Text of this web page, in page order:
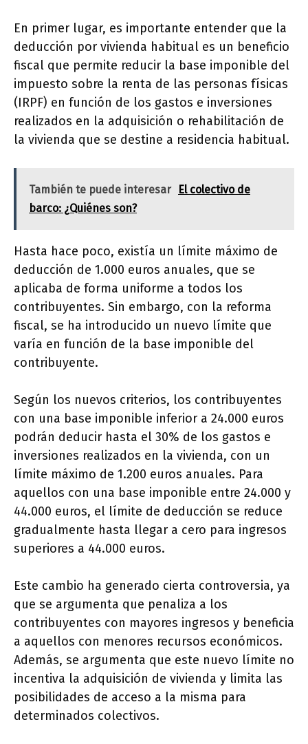
En primer lugar, es importante entender que la
deducción por vivienda habitual es un beneficio
fiscal que permite reducir la base imponible del
impuesto sobre la renta de las personas físicas
(IRPF) en función de los gastos e inversiones
realizados en la adquisición o rehabilitación de
la vivienda que se destine a residencia habitual.
También te puede interesar
El colectivo de
barco: ¿Quiénes son?
Hasta hace poco, existía un límite máximo de
deducción de 1.000 euros anuales, que se
aplicaba de forma uniforme a todos los
contribuyentes. Sin embargo, con la reforma
fiscal, se ha introducido un nuevo límite que
varía en función de la base imponible del
contribuyente.
Según los nuevos criterios, los contribuyentes
con una base imponible inferior a 24.000 euros
podrán deducir hasta el 30% de los gastos e
inversiones realizados en la vivienda, con un
límite máximo de 1.200 euros anuales. Para
aquellos con una base imponible entre 24.000 y
44.000 euros, el límite de deducción se reduce
gradualmente hasta llegar a cero para ingresos
superiores a 44.000 euros.
Este cambio ha generado cierta controversia, ya
que se argumenta que penaliza a los
contribuyentes con mayores ingresos y beneficia
a aquellos con menores recursos económicos.
Además, se argumenta que este nuevo límite no
incentiva la adquisición de vivienda y limita las
posibilidades de acceso a la misma para
determinados colectivos.